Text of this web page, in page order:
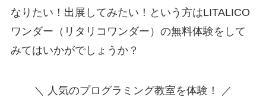
なりたい！出展してみたい！という方はLITALICO
ワンダー（リタリコワンダー）の無料体験をして
みてはいかがでしょうか？
＼ 人気のプログラミング教室を体験！ ／